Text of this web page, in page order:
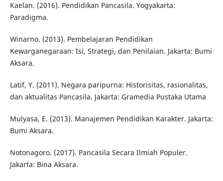
Kaelan. (2016). Pendidikan Pancasila. Yogyakarta:
Paradigma.
Winarno. (2013). Pembelajaran Pendidikan
Kewarganegaraan: Isi, Strategi, dan Penilaian. Jakarta: Bumi
Aksara.
Latif, Y. (2011). Negara paripurna: Historisitas, rasionalitas,
dan aktualitas Pancasila. Jakarta: Gramedia Pustaka Utama
Mulyasa, E. (2013). Manajemen Pendidikan Karakter. Jakarta:
Bumi Aksara.
Notonagoro. (2017). Pancasila Secara Ilmiah Populer.
Jakarta: Bina Aksara.